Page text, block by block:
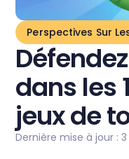
Perspectives Sur
dans les
jeux de
Dernière mise à jour :